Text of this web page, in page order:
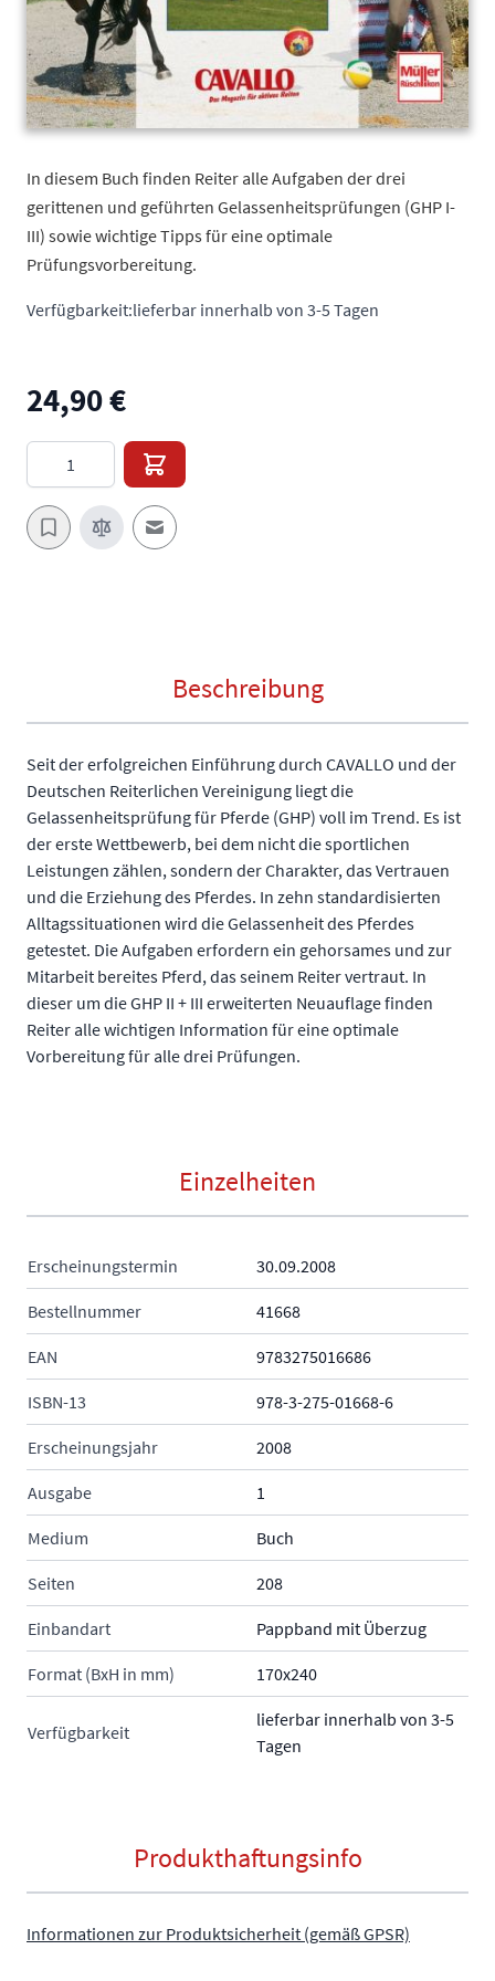
In diesem Buch finden Reiter alle Aufgaben der drei
gerittenen und geführten Gelassenheitsprüfungen (GHP I-
III) sowie wichtige Tipps für eine optimale
Prüfungsvorbereitung.
Verfügbarkeit:lieferbar innerhalb von 3-5 Tagen
24,90 €
E-Mail an einen Freund
Beschreibung
Seit der erfolgreichen Einführung durch CAVALLO und der
Deutschen Reiterlichen Vereinigung liegt die
Gelassenheitsprüfung für Pferde (GHP) voll im Trend. Es ist
der erste Wettbewerb, bei dem nicht die sportlichen
Leistungen zählen, sondern der Charakter, das Vertrauen
und die Erziehung des Pferdes. In zehn standardisierten
Alltagssituationen wird die Gelassenheit des Pferdes
getestet. Die Aufgaben erfordern ein gehorsames und zur
Mitarbeit bereites Pferd, das seinem Reiter vertraut. In
dieser um die GHP II + III erweiterten Neuauflage finden
Reiter alle wichtigen Information für eine optimale
Vorbereitung für alle drei Prüfungen.
Einzelheiten
Erscheinungstermin 30.09.2008
Bestellnummer 41668
EAN 9783275016686
ISBN-13 978-3-275-01668-6
Erscheinungsjahr 2008
Ausgabe 1
Medium Buch
Seiten 208
Einbandart Pappband mit Überzug
Format (BxH in mm) 170x240
Verfügbarkeit
lieferbar innerhalb von 3-5
Tagen
Produkthaftungsinfo
Informationen zur Produktsicherheit (gemäß GPSR)